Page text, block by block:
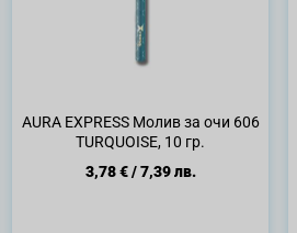
AURA EXPRESS Молив за очи 606
TURQUOISE, 10 гр.
3,78 €/7,39 лв.